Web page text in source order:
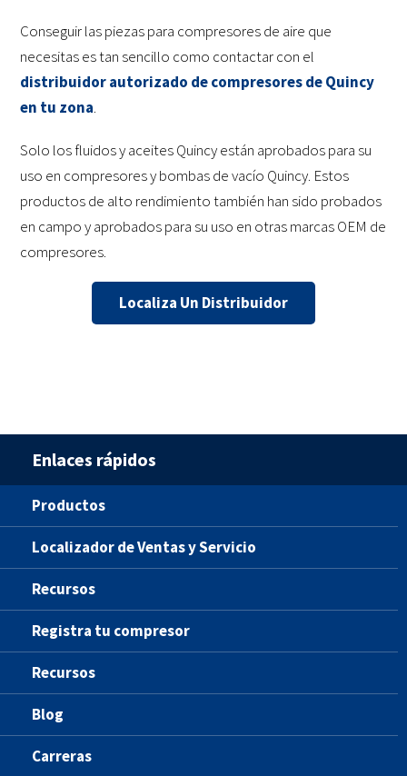
Conseguir las piezas para compresores de aire que
necesitas es tan sencillo como contactar con el
distribuidor autorizado de compresores de Quincy
en tu zona.
Solo los fluidos y aceites Quincy están aprobados para su
uso en compresores y bombas de vacío Quincy. Estos
productos de alto rendimiento también han sido probados
en campo y aprobados para su uso en otras marcas OEM de
compresores.
Localiza Un Distribuidor
Enlaces rápidos
Productos
Localizador de Ventas y Servicio
Recursos
Registra tu compresor
Recursos
Blog
Carreras